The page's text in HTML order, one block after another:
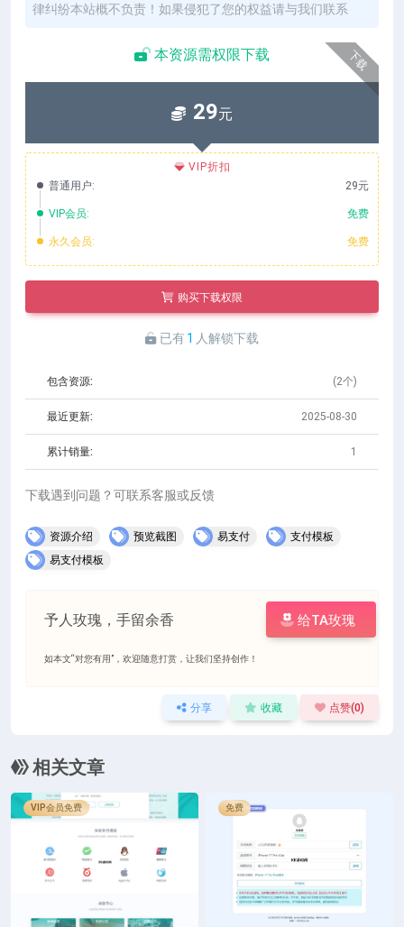
律纠纷本站概不负责！如果侵犯了您的权益请与我们联系
下载
本资源需权限下载
29元
VIP折扣
普通用户:
29元
VIP会员: 免费
永久会员: 免费
购买下载权限
已有1 人解锁下载
包含资源: (2个)
最近更新: 2025-08-30
累计销量: 1
下载遇到问题？可联系客服或反馈
资源介绍 预览截图 易支付
支付模板
易支付模板
予人玫瑰，手留余香 给TA玫瑰
如本文“对您有用”，欢迎随意打赏，让我们坚持创作！
分享 收藏 点赞(0)
相关文章
VIP会员免费 免费